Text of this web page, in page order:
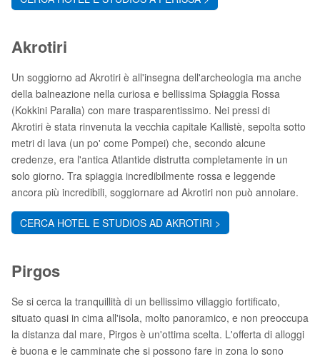
Akrotiri
Un soggiorno ad Akrotiri è all'insegna dell'archeologia ma anche
della balneazione nella curiosa e bellissima Spiaggia Rossa
(Kokkini Paralia) con mare trasparentissimo. Nei pressi di
Akrotiri è stata rinvenuta la vecchia capitale Kallistè, sepolta sotto
metri di lava (un po' come Pompei) che, secondo alcune
credenze, era l'antica Atlantide distrutta completamente in un
solo giorno. Tra spiaggia incredibilmente rossa e leggende
ancora più incredibili, soggiornare ad Akrotiri non può annoiare.
CERCA HOTEL E STUDIOS AD AKROTIRI >
Pirgos
Se si cerca la tranquillità di un bellissimo villaggio fortificato,
situato quasi in cima all'isola, molto panoramico, e non preoccupa
la distanza dal mare, Pirgos è un'ottima scelta. L'offerta di alloggi
è buona e le camminate che si possono fare in zona lo sono